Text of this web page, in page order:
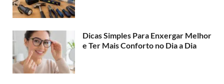
Dicas Simples Para Enxergar Melhor
e Ter Mais Conforto no Dia a Dia